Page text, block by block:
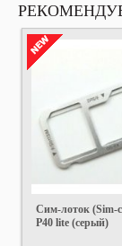
Cим-лоток (Sim-
P40 lite (серый)